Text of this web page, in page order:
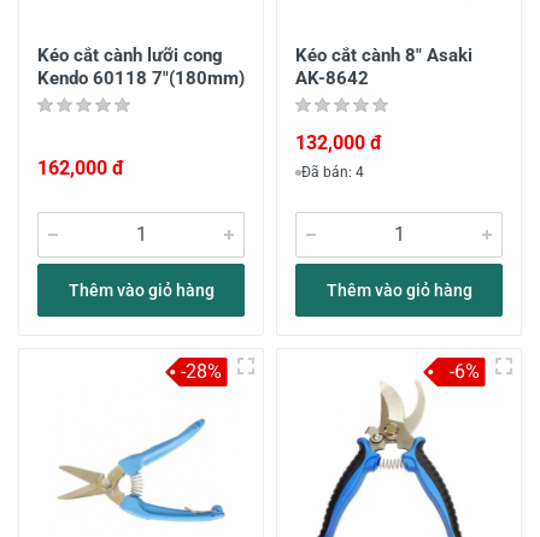
Kéo cắt cành lưỡi cong
Kendo 60118 7"(180mm)
162,000 đ
Thêm vào giỏ hàng
Kéo cắt cành 8" Asaki
AK-8642
132,000 đ
Đã bán: 4
Thêm vào giỏ hàng
-28% -6%